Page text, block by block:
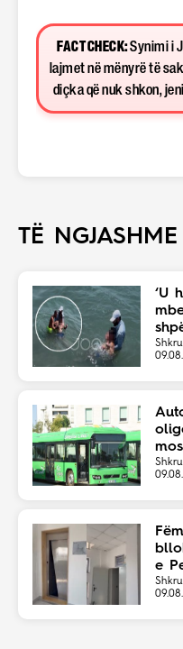
FACT CHECK:Synimi i
lajmet në mënyrë të
diçka që nuk shkon,
TË NGJASHME
‘U
e